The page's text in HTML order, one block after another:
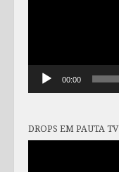
00:00
DROPS EM PAUTA TV